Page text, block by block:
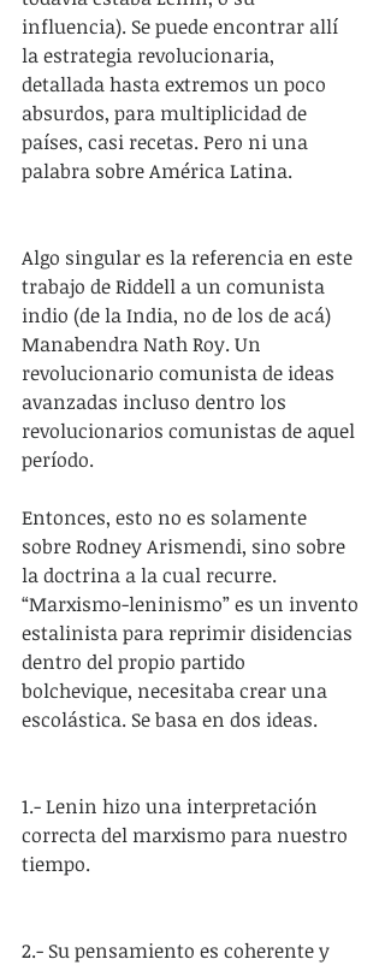
influencia). Se puede encontrar allí
la estrategia revolucionaria,
detallada hasta extremos un poco
absurdos, para multiplicidad de
países, casi recetas. Pero ni una
palabra sobre América Latina.
Algo singular es la referencia en este
trabajo de Riddell a un comunista
indio (de la India, no de los de acá)
Manabendra Nath Roy. Un
revolucionario comunista de ideas
avanzadas incluso dentro los
revolucionarios comunistas de aquel
período.
Entonces, esto no es solamente
sobre Rodney Arismendi, sino sobre
la doctrina a la cual recurre.
“Marxismo-leninismo” es un invento
estalinista para reprimir disidencias
dentro del propio partido
bolchevique, necesitaba crear una
escolástica. Se basa en dos ideas.
1.- Lenin hizo una interpretación
correcta del marxismo para nuestro
tiempo.
2.- Su pensamiento es coherente y